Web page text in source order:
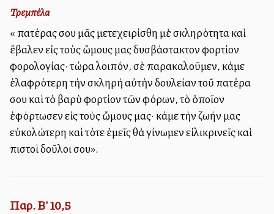
Τρεμπέλα
«Ὁ πατέρας σου μᾶς μετεχειρίσθη μὲ σκληρότητα καὶ
ἔβαλεν εἰς τοὺς ὤμους μας δυσβάστακτον φορτίον
φορολογίας· τώρα λοιπόν, σὲ παρακαλοῦμεν, κάμε
ἐλαφρότερη τὴν σκληρὴ αὐτὴν δουλείαν τοῦ πατέρα
σου καὶ τὸ βαρὺ φορτίον τῶν φόρων, τὸ ὁποῖον
ἐφόρτωσεν εἰς τοὺς ὤμους μας· κάμε τὴν ζωήν μας
εὐκολώτερη καὶ τότε ἐμεῖς θὰ γίνωμεν εἰλικρινεῖς καὶ
πιστοὶ δοῦλοι σου».
Παρ. Β' 10,5